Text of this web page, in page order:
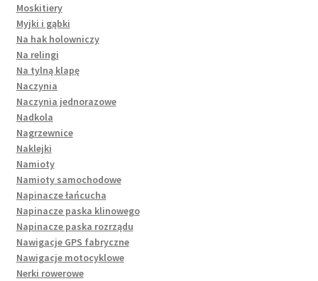
Moskitiery
Myjki i gąbki
Na hak holowniczy
Na relingi
Na tylną klapę
Naczynia
Naczynia jednorazowe
Nadkola
Nagrzewnice
Naklejki
Namioty
Namioty samochodowe
Napinacze łańcucha
Napinacze paska klinowego
Napinacze paska rozrządu
Nawigacje GPS fabryczne
Nawigacje motocyklowe
Nerki rowerowe